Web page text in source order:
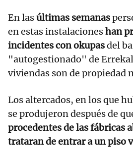
En lasúltimas semanas
en estas instalacioneshan
incidentes con okupasdel
"autogestionado" de
viviendas son de propiedad
Los altercados, en los que
se produjeron después de
procedentes de las fábricas
trataran de entrar a un piso